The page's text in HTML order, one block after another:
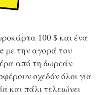
100 $ και ένα
με την αγορά του
​​από τη δωρεάν
σχεδόν όλοι για
και πάλι τελειώνει